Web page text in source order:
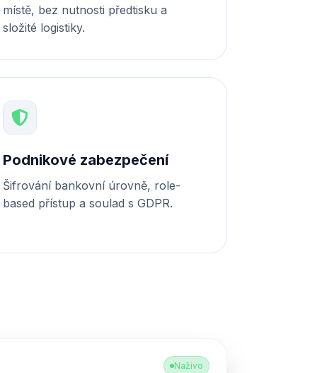
místě, bez nutnosti předtisku a
složité logistiky.
Podnikové zabezpečení
Šifrování bankovní úrovně, role-
based přístup a soulad s GDPR.
Naživo